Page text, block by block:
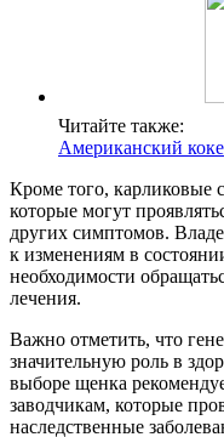
Читайте также:
Американский
Кроме того, карликовые
которые могут
других симптомов.
к изменениям в
необходимости
лечения.
Важно отметить, что
значительную роль в
выборе щенка
заводчикам, которые
наследственные